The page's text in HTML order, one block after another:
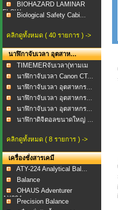
BIOHAZARD LAMINAR
FLOW...Biological Safety Cabi...
คลิกดูทั้งหมด ( 40 รายการ ) ->
นาฬิกาจับเวลา อุตสาห...
TIMEMERจับเวลา(ทามเม
อร...
นาฬิกาจับเวลา Canon CT...
นาฬิกาจับเวลา อุตสาหกร...
นาฬิกาจับเวลา อุตสาหกร...
นาฬิกาจับเวลา อุตสาหกร...
นาฬิกาดิจิตอลขนาดใหญ่ ...
คลิกดูทั้งหมด ( 8 รายการ ) ->
เครื่องชั่งสารเคมี
ATY-224 Analytical Bal...
Balance
OHAUS Adventurer
AX224...Precision Balance